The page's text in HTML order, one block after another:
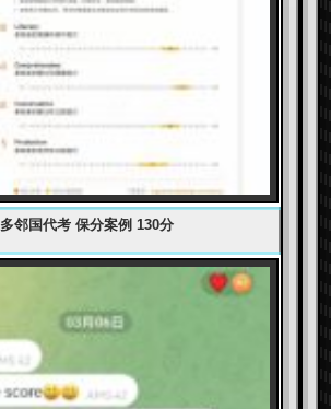
多邻国代考 保分案例 130分